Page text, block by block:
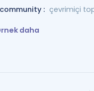
: çevrimiçi
daha